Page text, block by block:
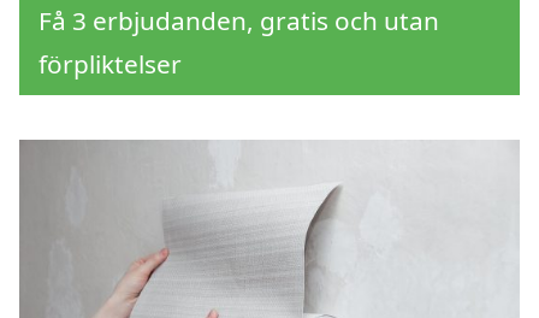
Få 3 erbjudanden, gratis och utan
förpliktelser